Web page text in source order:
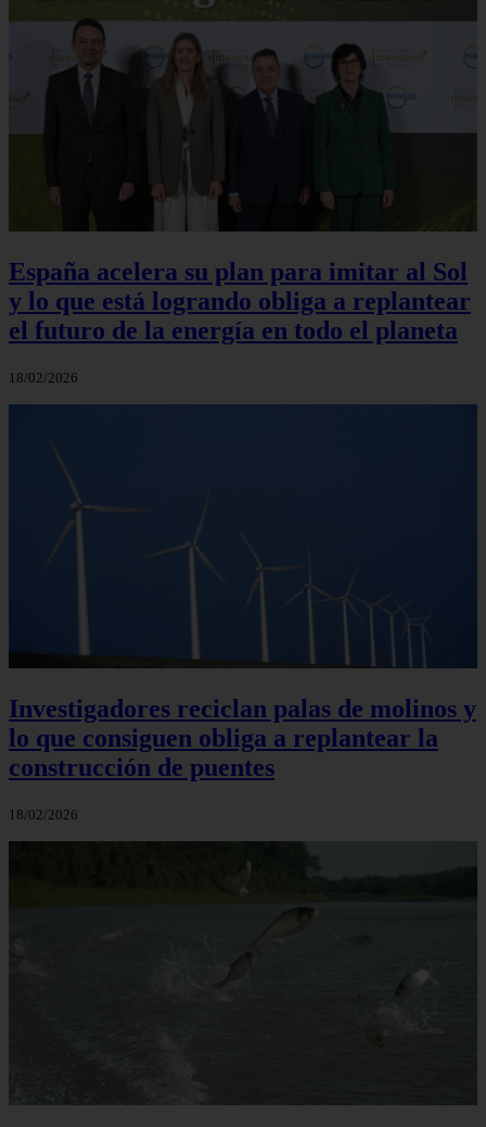
España acelera su plan para imitar al Sol
y lo que está logrando obliga a replantear
el futuro de la energía en todo el planeta
18/02/2026
Investigadores reciclan palas de molinos y
lo que consiguen obliga a replantear la
construcción de puentes
18/02/2026